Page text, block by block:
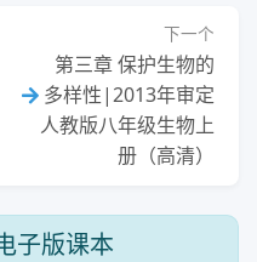
下一个
第三章 保护生物的
多样性|2013年审定
人教版八年级生物上
册（高清）
子版课本